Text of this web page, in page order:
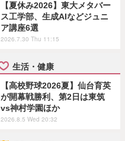
【夏休み2026】東大メタバー
ス工学部、生成AIなどジュニ
ア講座6選
2026.7.30 Thu 11:15
生活・健康
【高校野球2026夏】仙台育英
が開幕戦勝利、第2日は東筑
vs神村学園ほか
2026.8.5 Wed 20:32